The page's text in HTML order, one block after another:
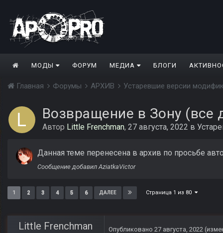
МОДЫ ФОРУМ МЕДИА БЛОГИ
Главная Форумы АРХИВ Устаревшие версии
Возвращение в Зону (все
Автор Little Frenchman, 27 августа, 2022 в
Данная теме перенесена в архив по просьбе
Сообщение добавил AziatkaVictor
1 2 3 4 5 6 ДАЛЕЕ Страница 1 из 80
Little Frenchman Опубликовано 27 августа, 2022